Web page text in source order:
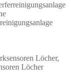
Löcher,
Löcher